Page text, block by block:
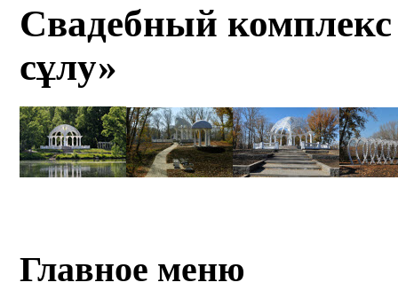
Свадебный
сұлу»
Главное меню